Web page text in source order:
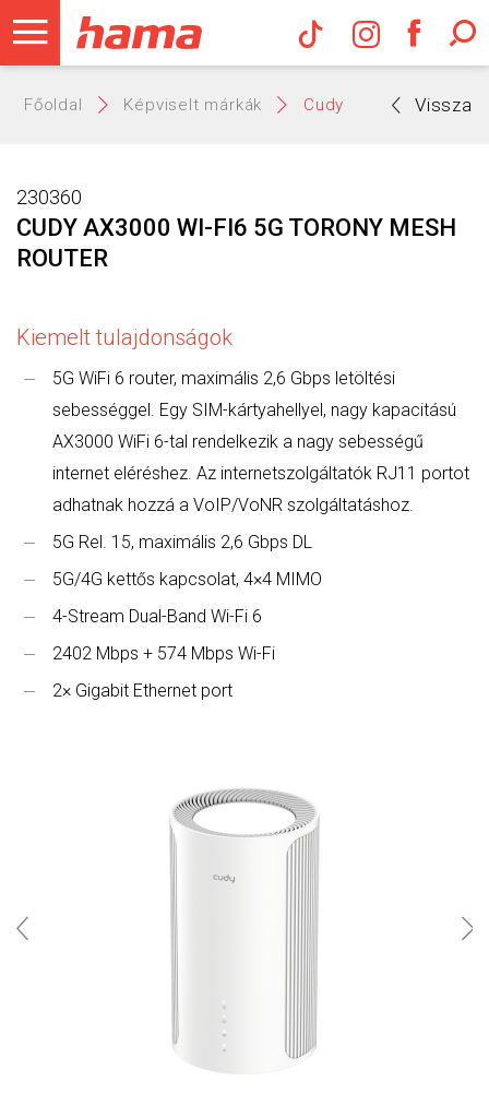
Hama
Főoldal Képviselt márkák Cudy Vissza
230360
CUDY AX3000 WI-FI6 5G TORONY MESH
ROUTER
Kiemelt tulajdonságok
5G WiFi 6 router, maximális 2,6 Gbps letöltési
sebességgel. Egy SIM-kártyahellyel, nagy kapacitású
AX3000 WiFi 6-tal rendelkezik a nagy sebességű
internet eléréshez. Az internetszolgáltatók RJ11 portot
adhatnak hozzá a VoIP/VoNR szolgáltatáshoz.
5G Rel. 15, maximális 2,6 Gbps DL
5G/4G kettős kapcsolat, 4×4 MIMO
4-Stream Dual-Band Wi-Fi 6
2402 Mbps + 574 Mbps Wi-Fi
2× Gigabit Ethernet port